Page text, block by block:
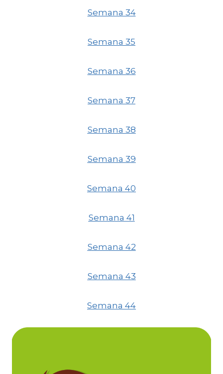
Semana 34
Semana 35
Semana 36
Semana 37
Semana 38
Semana 39
Semana 40
Semana 41
Semana 42
Semana 43
Semana 44